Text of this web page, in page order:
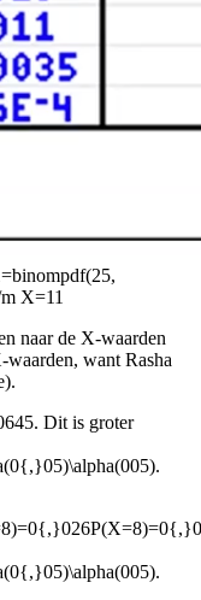
X=11
naar de X-waarden
want Rasha
. Dit is groter
.
.